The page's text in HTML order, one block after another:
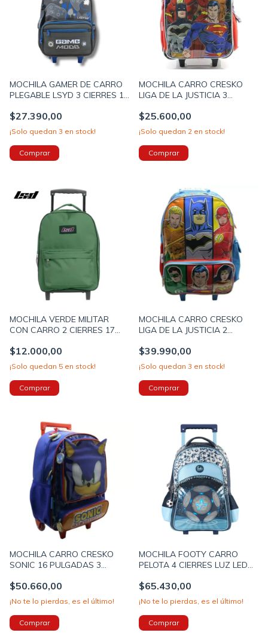
MOCHILA GAMER DE CARRO
PLEGABLE LSYD 3 CIERRES 16
COLOR GRIS (912100003C)
$27.390,00
¡Solo quedan 3 en stock!
MOCHILA CARRO CRESKO
LIGA DE LA JUSTICIA 3
45X35X18CM COLOR NEGRO
PRECIO UNITARI (LJ391)
$25.600,00
¡Solo quedan 2 en stock!
MOCHILA VERDE MILITAR
CON CARRO 2 CIERRES 17
45X32X16CM (BTS) (941200F)
$12.000,00
¡Solo quedan 5 en stock!
MOCHILA CARRO CRESKO
LIGA DE LA JUSTICIA 2
45X35X18CM COLOR AZUL
PRECIO UNITARIO (LJ390)
$39.990,00
¡Solo quedan 3 en stock!
MOCHILA CARRO CRESKO
SONIC 16 PULGADAS 3
AZUL PRECIO UNITARIO (BTS)
(SO323B)
$50.660,00
¡No te lo pierdas, es el último!
MOCHILA FOOTY CARRO
PELOTA 4 CIERRES LUZ LED
COLOR CELESTE (BTS)
(F2211B)
$65.430,00
¡No te lo pierdas, es el último!